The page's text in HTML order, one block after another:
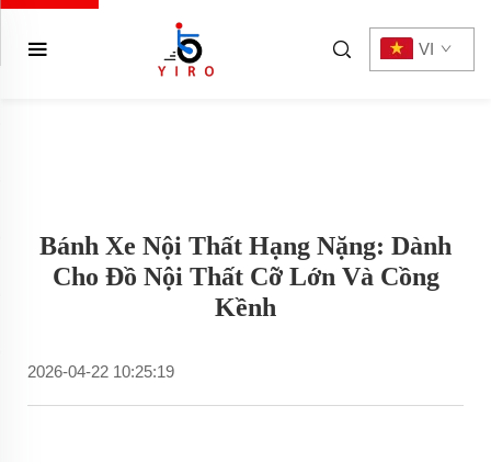
VI
Bánh Xe Nội Thất Hạng Nặng: Dành
Cho Đồ Nội Thất Cỡ Lớn Và Cồng
Kềnh
2026-04-22 10:25:19